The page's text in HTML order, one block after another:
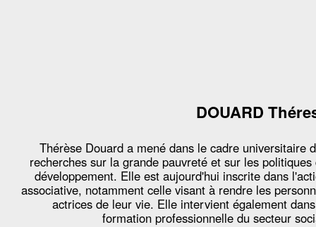
DOUARD
Thérèse Douard a mené dans le cadre universitaire
recherches sur la grande pauvreté et sur les politiques
développement. Elle est aujourd'hui inscrite dans
associative, notamment celle visant à rendre les
actrices de leur vie. Elle intervient également
formation professionnelle du secteur